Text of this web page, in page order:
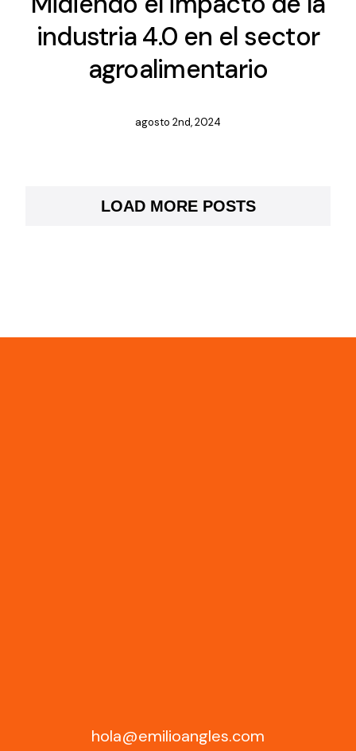
industria 4.0 en el sector
agroalimentario
agosto 2nd, 2024
LOAD MORE POSTS
hola@emilioangles.com